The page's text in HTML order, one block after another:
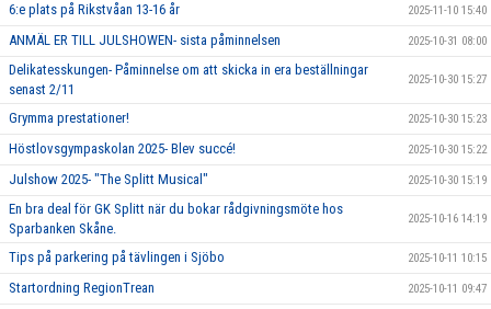
6:e plats på Rikstvåan 13-16 år 2025-11-10 15:40
ANMÄL ER TILL JULSHOWEN- sista påminnelsen 2025-10-31 08:00
Delikatesskungen- Påminnelse om att skicka in era beställningar
senast 2/11
2025-10-30 15:27
Grymma prestationer! 2025-10-30 15:23
Höstlovsgympaskolan 2025- Blev succé! 2025-10-30 15:22
Julshow 2025- "The Splitt Musical" 2025-10-30 15:19
En bra deal för GK Splitt när du bokar rådgivningsmöte hos
Sparbanken Skåne.
2025-10-16 14:19
Tips på parkering på tävlingen i Sjöbo 2025-10-11 10:15
Startordning RegionTrean 2025-10-11 09:47